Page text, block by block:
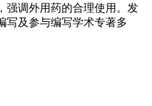
强调外用药的合理使用。发
写及参与编写学术专著多